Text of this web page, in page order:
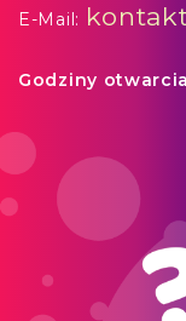
E-Mail:
Godziny